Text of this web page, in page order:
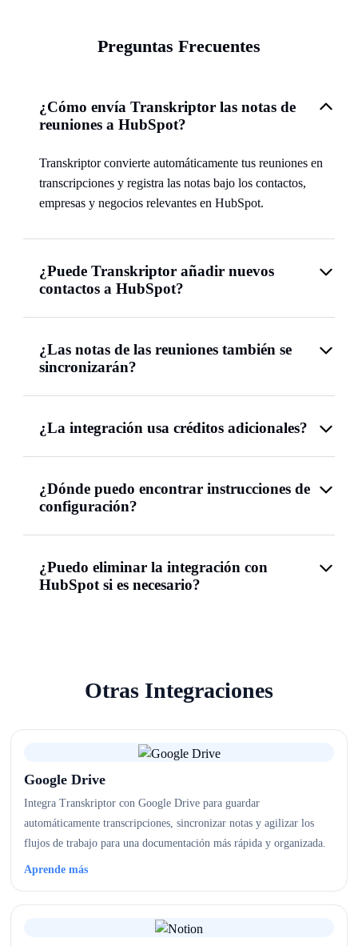
Preguntas Frecuentes
¿Cómo envía Transkriptor las notas de
reuniones a HubSpot?
Transkriptor convierte automáticamente tus reuniones en
transcripciones y registra las notas bajo los contactos,
empresas y negocios relevantes en HubSpot.
¿Puede Transkriptor añadir nuevos
contactos a HubSpot?
¿Las notas de las reuniones también se
sincronizarán?
¿La integración usa créditos adicionales?
¿Dónde puedo encontrar instrucciones de
configuración?
¿Puedo eliminar la integración con
HubSpot si es necesario?
Otras Integraciones
Google Drive
Integra Transkriptor con Google Drive para guardar
automáticamente transcripciones, sincronizar notas y agilizar los
flujos de trabajo para una documentación más rápida y organizada.
Aprende más